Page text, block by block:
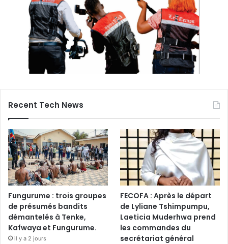
Recent Tech News
Fungurume : trois groupes
de présumés bandits
démantelés à Tenke,
Kafwaya et Fungurume.
il y a 2 jours
FECOFA : Après le départ
de Lyliane Tshimpumpu,
Laeticia Muderhwa prend
les commandes du
secrétariat général